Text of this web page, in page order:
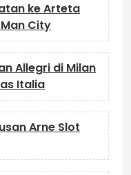
ke Arteta
City
Allegri di Milan
Italia
Arne Slot